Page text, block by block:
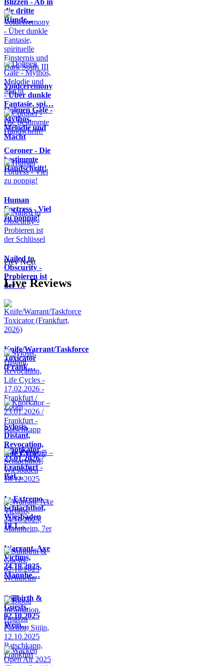
die dritte
Runde...
Voidceremony
- Über dunkle
Fantasie, spi…
Dolmen Gate -
Mythos,
Melodie und
Macht
Coroner - Die
bestimmte
Handschrift!
Human
Fortress - Viel
zu poppig!
Nailed to
Obscurity -
Probieren ist
der …
Prev Next
Live Reviews
Knife/Warrant/Taskforce
Toxicator
(Frank…
Sylosis,
Distant,
Revocation,
Life Cycle…
Knorkator –
23.01.2026 /
Frankfurt -
Bat…
In Extremo –
Schlachthof,
Wiesbaden
18.1…
Warrant, Axe
Victims,
24.10.2025,
Mannhe…
Stillbirth &
Guests,
02.10.2025
Wein…